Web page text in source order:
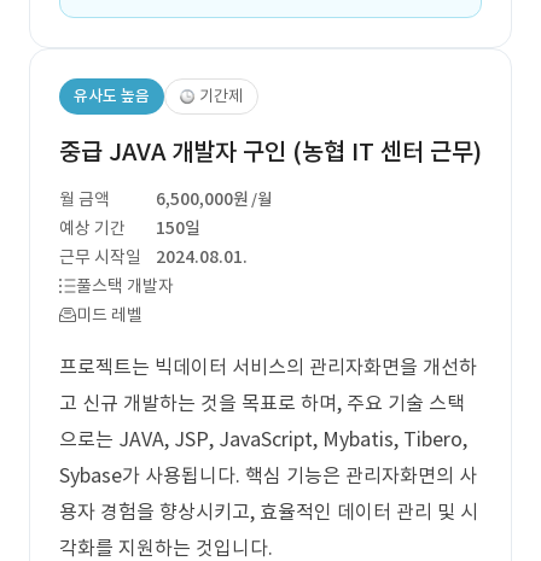
유사도 높음 기간제
중급 JAVA 개발자 구인 (농협 IT 센터 근무)
월 금액 6,500,000원 /월
예상 기간
150일
근무 시작일
2024.08.01.
풀스택 개발자
미드 레벨
프로젝트는 빅데이터 서비스의 관리자화면을 개선하
고 신규 개발하는 것을 목표로 하며, 주요 기술 스택
으로는 JAVA, JSP, JavaScript, Mybatis, Tibero,
Sybase가 사용됩니다. 핵심 기능은 관리자화면의 사
용자 경험을 향상시키고, 효율적인 데이터 관리 및 시
각화를 지원하는 것입니다.